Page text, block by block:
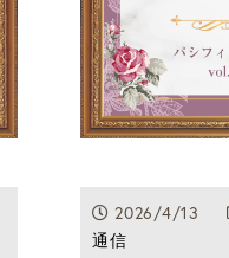
2026/4/13
通信